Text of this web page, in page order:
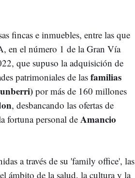
fincas e inmuebles, entre las que
en el número 1 de la Gran Vía
que supuso la adquisición de
patrimoniales de las familias
por más de 160 millones
, desbancando las ofertas de
fortuna personal de Amancio
a través de su 'family office', las
ámbito de la salud, la cultura y la